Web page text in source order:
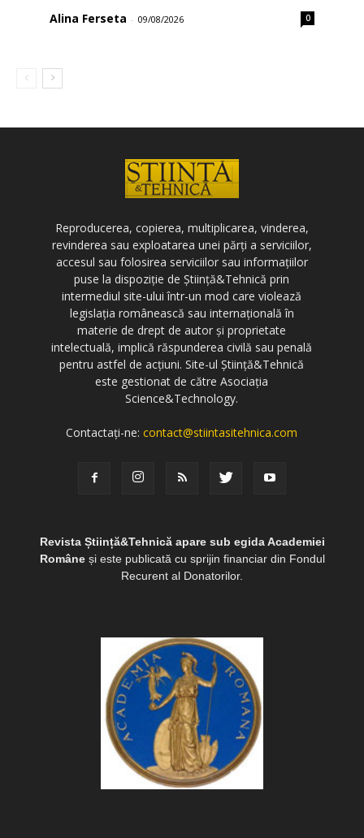
Alina Ferseta - 09/08/2026 0
Reproducerea, copierea, multiplicarea, vinderea,
revinderea sau exploatarea unei părți a serviciilor,
accesul sau folosirea serviciilor sau informațiilor
puse la dispoziție de Știință&Tehnică prin
intermediul site-ului într-un mod care violează
legislația românească sau internațională în
materie de drept de autor și proprietate
intelectuală, implică răspunderea civilă sau penală
pentru astfel de acțiuni. Site-ul Știință&Tehnică
este gestionat de către Asociația
Science&Technology.
Contactați-ne:contact@stiintasitehnica.com
Revista Știință&Tehnică apare sub egida Academiei
Româneși este publicată cu sprijin financiar din Fondul
Recurent al Donatorilor.